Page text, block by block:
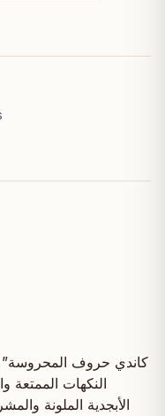
النكهات الممتعة
الأبجدية الملونة